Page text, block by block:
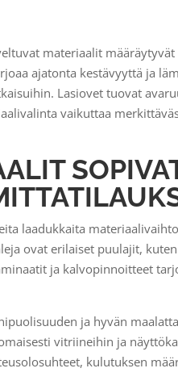
materiaalit
ajatonta kestävyyttä ja
Lasiovet tuovat
vaikuttaa
laadukkaita
ovat erilaiset puulajit,
ja kalvopinnoitteet
ja hyvän
vitriineihin ja
kulutuksen